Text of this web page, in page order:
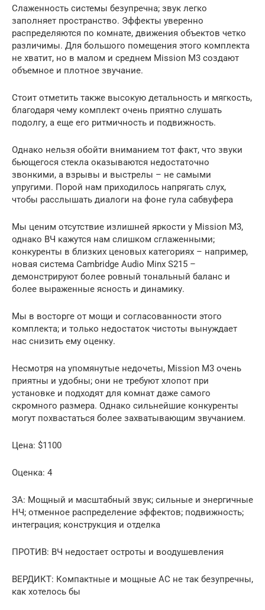
Слаженность системы безупречна; звук легко
заполняет пространство. Эффекты уверенно
распределяются по комнате, движения объектов четко
различимы. Для большого помещения этого комплекта
не хватит, но в малом и среднем Mission M3 создают
объемное и плотное звучание.
Стоит отметить также высокую детальность и мягкость,
благодаря чему комплект очень приятно слушать
подолгу, а еще его ритмичность и подвижность.
Однако нельзя обойти вниманием тот факт, что звуки
бьющегося стекла оказываются недостаточно
звонкими, а взрывы и выстрелы – не самыми
упругими. Порой нам приходилось напрягать слух,
чтобы расслышать диалоги на фоне гула сабвуфера
Мы ценим отсутствие излишней яркости у Mission M3,
однако ВЧ кажутся нам слишком сглаженными;
конкуренты в близких ценовых категориях – например,
новая система Cambridge Audio Minx S215 –
демонстрируют более ровный тональный баланс и
более выраженные ясность и динамику.
Мы в восторге от мощи и согласованности этого
комплекта; и только недостаток чистоты вынуждает
нас снизить ему оценку.
Несмотря на упомянутые недочеты, Mission M3 очень
приятны и удобны; они не требуют хлопот при
установке и подходят для комнат даже самого
скромного размера. Однако сильнейшие конкуренты
могут похвастаться более захватывающим звучанием.
Цена: $1100
Оценка: 4
ЗА: Мощный и масштабный звук; сильные и энергичные
НЧ; отменное распределение эффектов; подвижность;
интеграция; конструкция и отделка
ПРОТИВ: ВЧ недостает остроты и воодушевления
ВЕРДИКТ: Компактные и мощные АС не так безупречны,
как хотелось бы